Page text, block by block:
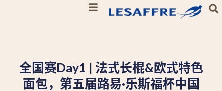
全国赛Day1 | 法式长棍&欧式特色
面包，第五届路易·乐斯福杯中国